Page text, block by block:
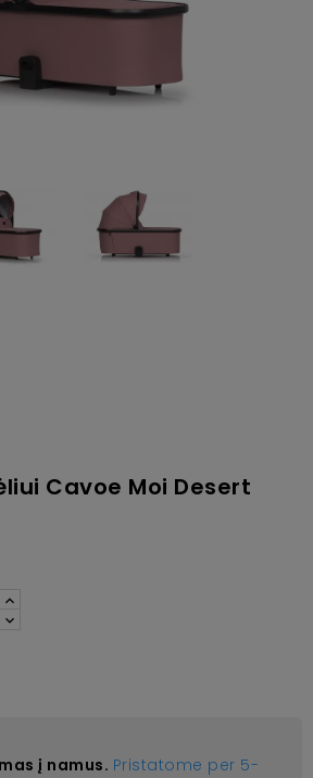
Cavoe Moi Desert
į namus. Pristatome per 5-